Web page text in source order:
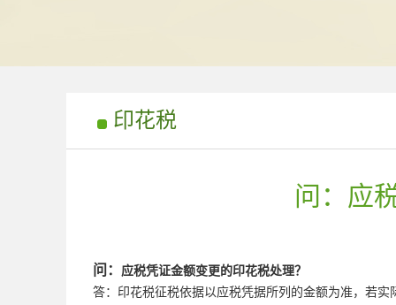
印花税
问：应
问：
应税凭证金额变更的印花税处理？
答：印花税征税依据以应税凭据所列的金额为准，若